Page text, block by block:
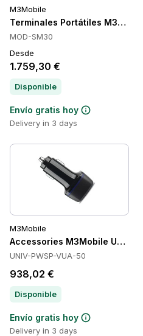
M3Mobile
Terminales Portátiles
MOD-SM30
Desde
1.759,30 €
Disponible
Envío gratis hoy
Delivery in 3 days
M3Mobile
Accessories M3Mobile UNIV-
UNIV-PWSP-VUA-50
938,02 €
Disponible
Envío gratis hoy
Delivery in 3 days